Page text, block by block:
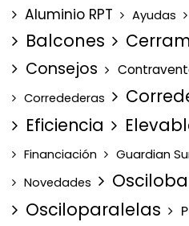
Aluminio RPT Ayudas
Balcones
Consejos
Corredederas
Eficiencia
Financiación
Guardian
Novedades
Osciloparalelas